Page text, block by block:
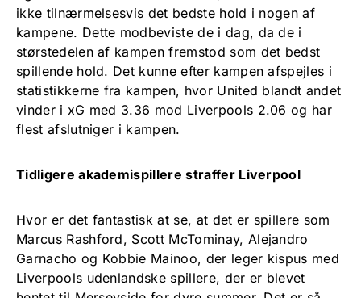
ikke tilnærmelsesvis det bedste hold i nogen af
kampene. Dette modbeviste de i dag, da de i
størstedelen af kampen fremstod som det bedst
spillende hold. Det kunne efter kampen afspejles i
statistikkerne fra kampen, hvor United blandt andet
vinder i xG med 3.36 mod Liverpools 2.06 og har
flest afslutniger i kampen.
Tidligere akademispillere straffer Liverpool
Hvor er det fantastisk at se, at det er spillere som
Marcus Rashford, Scott McTominay, Alejandro
Garnacho og Kobbie Mainoo, der leger kispus med
Liverpools udenlandske spillere, der er blevet